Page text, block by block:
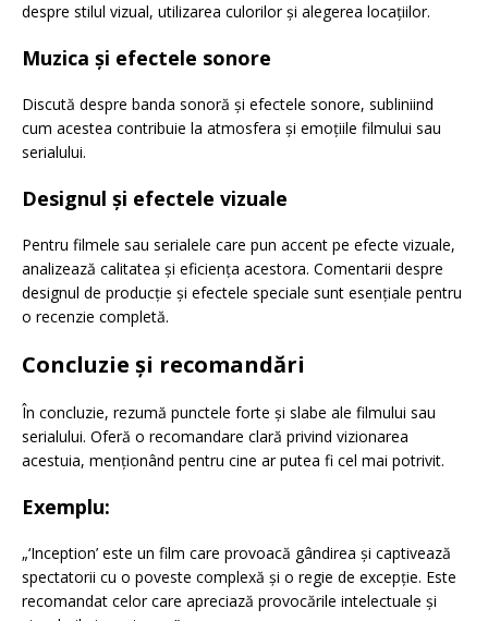
despre stilul vizual, utilizarea culorilor și alegerea locațiilor.
Muzica și efectele sonore
Discută despre banda sonoră și efectele sonore, subliniind
cum acestea contribuie la atmosfera și emoțiile filmului sau
serialului.
Designul și efectele vizuale
Pentru filmele sau serialele care pun accent pe efecte vizuale,
analizează calitatea și eficiența acestora. Comentarii despre
designul de producție și efectele speciale sunt esențiale pentru
o recenzie completă.
Concluzie și recomandări
În concluzie, rezumă punctele forte și slabe ale filmului sau
serialului. Oferă o recomandare clară privind vizionarea
acestuia, menționând pentru cine ar putea fi cel mai potrivit.
Exemplu:
„‘Inception’ este un film care provoacă gândirea și captivează
spectatorii cu o poveste complexă și o regie de excepție. Este
recomandat celor care apreciază provocările intelectuale și